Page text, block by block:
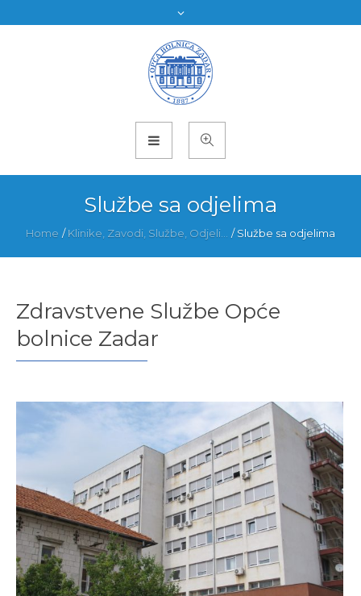
Službe sa odjelima
Home /Klinike, Zavodi, Službe, Odjeli... /Službe sa odjelima
Zdravstvene Službe Opće
bolnice Zadar